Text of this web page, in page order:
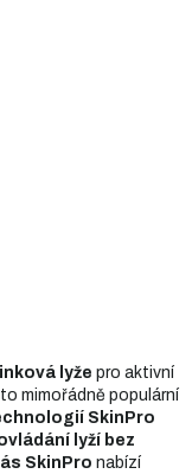
lyže pro aktivní
mimořádně populární
SkinPro
lyží bez
SkinPro nabízí